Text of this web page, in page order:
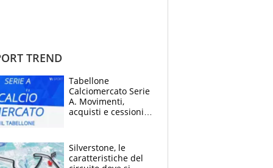
TREND
Tabellone
Calciomercato Serie
A. Movimenti,
acquisti e cessioni:
Silverstone, le
caratteristiche del